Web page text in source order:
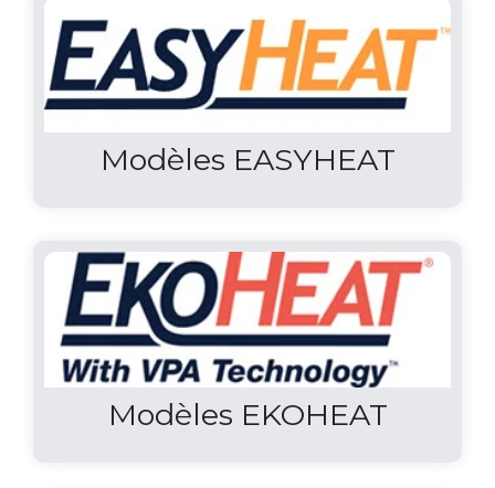
Modèles EASYHEAT
Modèles EKOHEAT